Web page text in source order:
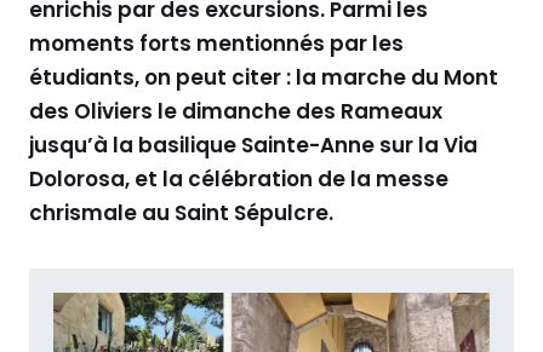
enrichis par des excursions. Parmi les
moments forts mentionnés par les
étudiants, on peut citer : la marche du Mont
des Oliviers le dimanche des Rameaux
jusqu’à la basilique Sainte-Anne sur la Via
Dolorosa, et la célébration de la messe
chrismale au Saint Sépulcre.